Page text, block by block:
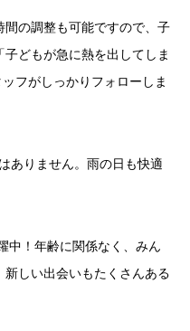
間の調整も可能ですので、子
どもが急に熱を出してしま
フがしっかりフォローしま
ありません。雨の日も快適
中！年齢に関係なく、みん
しい出会いもたくさんある